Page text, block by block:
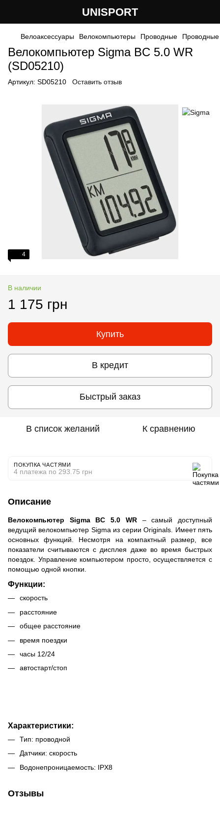
UNISPORT
Велоаксессуары Велокомпьютеры Проводные
Велокомпьютер Sigma BC 5.0 WR
(SD05210)
Артикул: SD05210 Оставить отзыв
4
В наличии
1 175 грн
Купить
В кредит
Быстрый заказ
В список желаний К сравнению
ПОКУПКА ЧАСТЯМИ
4 платежа по 293.75 грн
Описание
Велокомпьютер Sigma BC 5.0 WR – самый доступный
ведущий велокомпьютер Sigma из серии Originals. Имеет пять
основных функций. Несмотря на компактный размер, все
показатели считываются с дисплея даже во время быстрых
поездок. Управление компьютером просто, осуществляется с
помощью одной кнопки.
Функции:
скорость
расстояние
общее расстояние
время поездки
часы 12/24
автостарт/стоп
Характеристики:
Тип: проводной
Датчики: скорость
Водонепроницаемость: IPX8
Отзывы